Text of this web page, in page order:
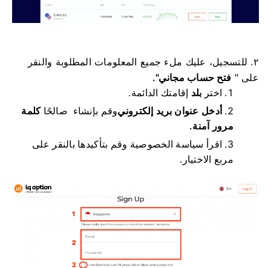
٢. للتسجيل، عليك ملء جميع المعلومات المطلوبة والنقر
على " فتح حساب مجاني".
اختر بلد إقامتك الدائمة.
أدخل عنوان بريد إلكتروني
صالحًا وقم بإنشاء
كلمة
مرور آمنة.
اقرأ سياسة الخصوصية وقم بتأكيدها بالنقر على
مربع الاختيار.